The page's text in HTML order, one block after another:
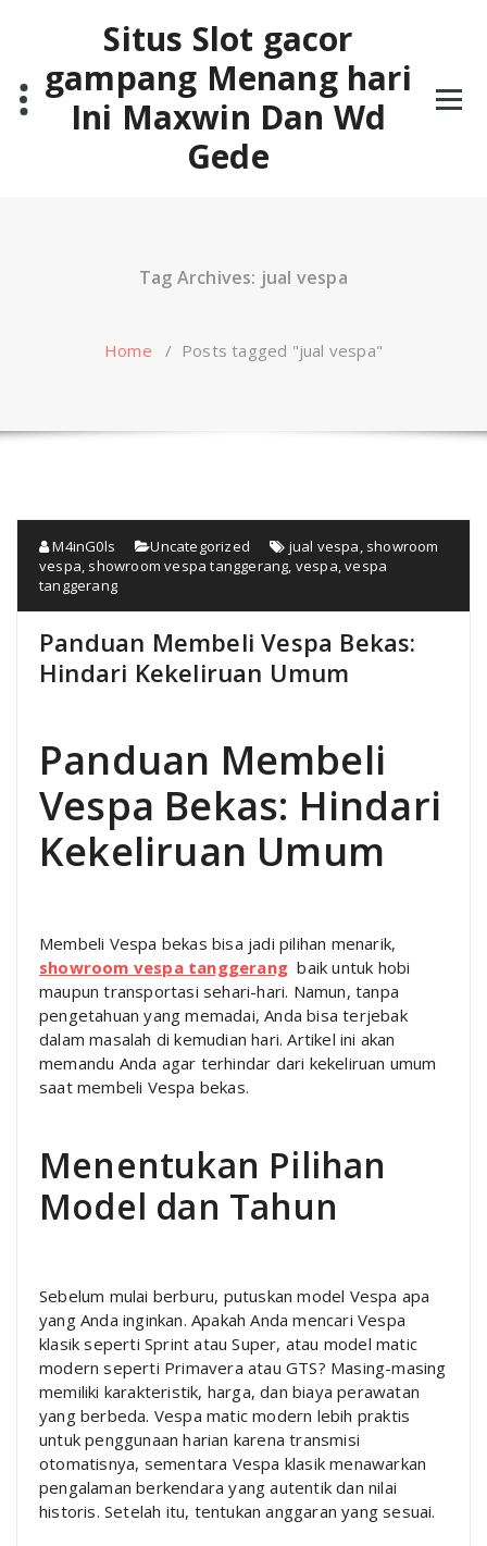
Situs Slot gacor
gampang Menang hari
Ini Maxwin Dan Wd
Gede
Tag Archives: jual vespa
Home / Posts tagged "jual vespa"
M4inG0ls Uncategorized jual vespa showroom
vespa showroom vespa tanggerang vespa ,vespa
tanggerang
Panduan Membeli Vespa Bekas:
Hindari Kekeliruan Umum
Panduan Membeli
Vespa Bekas: Hindari
Kekeliruan Umum
Membeli Vespa bekas bisa jadi pilihan menarik,
showroom vespa tanggerang baik untuk hobi
maupun transportasi sehari-hari. Namun, tanpa
pengetahuan yang memadai, Anda bisa terjebak
dalam masalah di kemudian hari. Artikel ini akan
memandu Anda agar terhindar dari kekeliruan umum
saat membeli Vespa bekas.
Menentukan Pilihan
Model dan Tahun
Sebelum mulai berburu, putuskan model Vespa apa
yang Anda inginkan. Apakah Anda mencari Vespa
klasik seperti Sprint atau Super, atau model matic
modern seperti Primavera atau GTS? Masing-masing
memiliki karakteristik, harga, dan biaya perawatan
yang berbeda. Vespa matic modern lebih praktis
untuk penggunaan harian karena transmisi
otomatisnya, sementara Vespa klasik menawarkan
pengalaman berkendara yang autentik dan nilai
historis. Setelah itu, tentukan anggaran yang sesuai.